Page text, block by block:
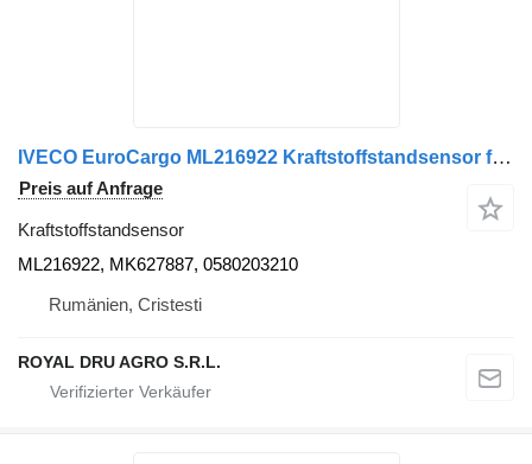
IVECO EuroCargo ML216922 Kraftstoffstandsensor für IVECO LKW
Preis auf Anfrage
Kraftstoffstandsensor
ML216922, MK627887, 0580203210
Rumänien, Cristesti
ROYAL DRU AGRO S.R.L.